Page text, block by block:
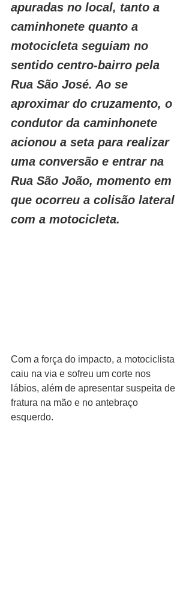
apuradas no local, tanto a
caminhonete quanto a
motocicleta seguiam no
sentido centro-bairro pela
Rua São José. Ao se
aproximar do cruzamento, o
condutor da caminhonete
acionou a seta para realizar
uma conversão e entrar na
Rua São João, momento em
que ocorreu a colisão lateral
com a motocicleta.
Com a força do impacto, a motociclista
caiu na via e sofreu um corte nos
lábios, além de apresentar suspeita de
fratura na mão e no antebraço
esquerdo.